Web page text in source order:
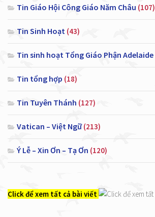
Tin Giáo Hội Công Giáo Năm Châu (107)
Tin Sinh Hoạt (43)
Tin sinh hoạt Tổng Giáo Phận Adelaide
Tin tổng hợp (18)
Tin Tuyên Thánh (127)
Vatican – Việt Ngữ(213)
Ý Lễ – Xin Ơn – Tạ Ơn (120)
Click để xem tất cả bài viết